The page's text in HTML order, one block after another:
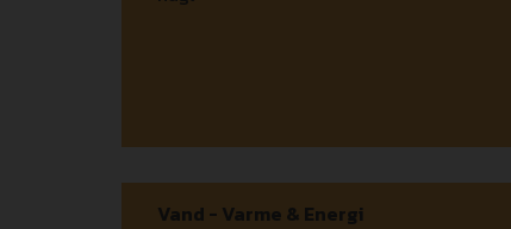
Vand - Varme & Energi